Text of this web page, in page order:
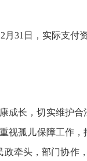
31日，实际支付
成长，切实维护合
视孤儿保障工作，
牵头，部门协作